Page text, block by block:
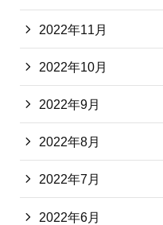
2022年11月
2022年10月
2022年9月
2022年8月
2022年7月
2022年6月